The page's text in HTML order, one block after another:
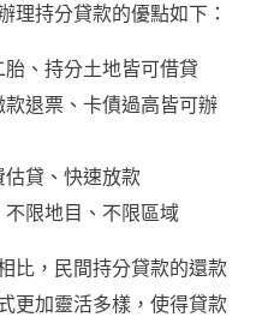
理持分貸款的優點如下：
、持分土地皆可借貸
退票、卡債過高皆可辦
貸、快速放款
限地目、不限區域
比，民間持分貸款的還款
更加靈活多樣，使得貸款